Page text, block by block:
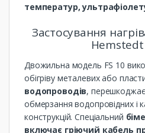
температур,
Застосування
Hemstedt
Двожильна модель FS 10
обігріву металевих або
водопроводів,
обмерзання водопровідних і
конструкцій. Спеціальний
включає гріючий кабель